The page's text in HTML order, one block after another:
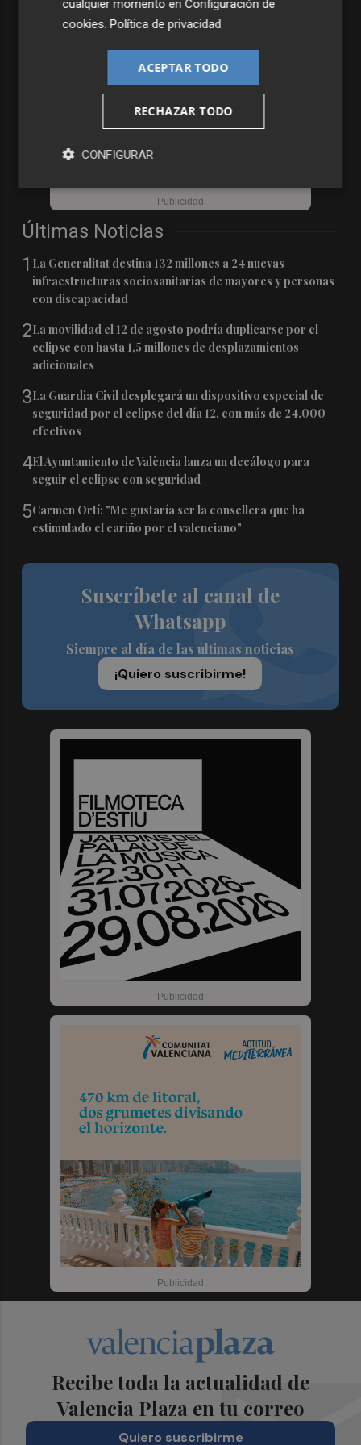
Últimas Noticias
1 La Generalitat destina 132 millones a 24 nuevas
infraestructuras sociosanitarias de mayores y personas
con discapacidad
2La movilidad el 12 de agosto podría duplicarse por el
eclipse con hasta 1,5 millones de desplazamientos
adicionales
3La Guardia Civil desplegará un dispositivo especial de
seguridad por el eclipse del día 12, con más de 24.000
efectivos
4El Ayuntamiento de València lanza un decálogo para
seguir el eclipse con seguridad
5Carmen Ortí: "Me gustaría ser la consellera que ha
estimulado el cariño por el valenciano"
Suscríbete al canal de
Whatsapp
Siempre al día de las últimas noticias
¡Quiero suscribirme!
Recibe toda la actualidad de
Valencia Plaza en tu correo
Quiero suscribirme
cualquier momento enConfiguración de
cookies .Política de privacidad
ACEPTAR TODO
RECHAZAR TODO
CONFIGURAR